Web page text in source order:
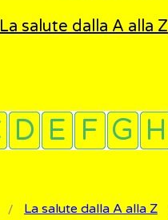
La salute dalla A alla Z
La salute dalla A alla Z